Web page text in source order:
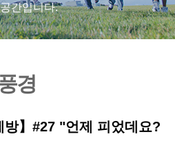
간입니다.
경
방】#27 "언제 피었데요?